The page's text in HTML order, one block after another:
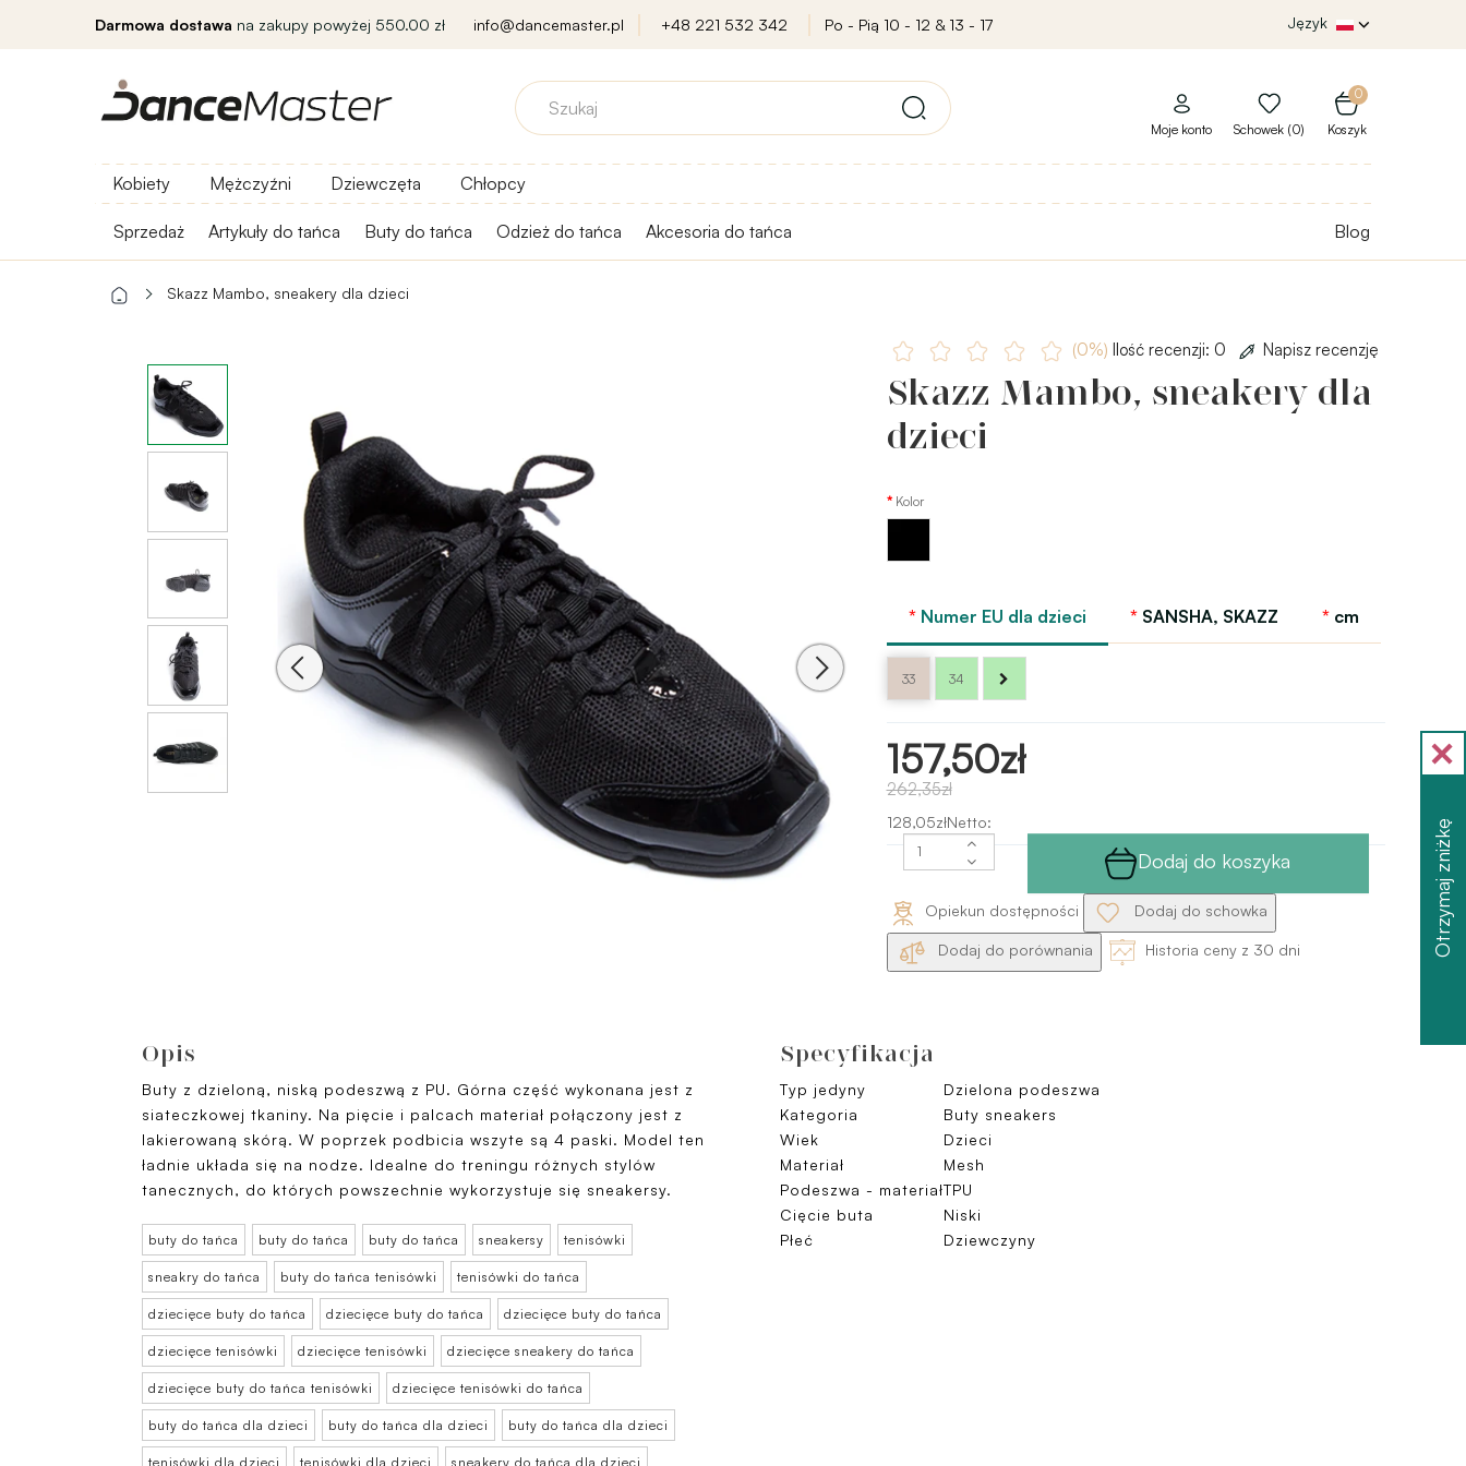
Darmowa dostawa na zakupy powyżej 550.00 zł info@dancemaster.pl +48 221 532 342 Po - Pią 10 - 12 & 13 - 17 Język
0
Koszyk
Moje konto Schowek (0)
Kobiety Mężczyźni Dziewczęta Chłopcy
Sprzedaż Artykuły do ​​tańca Buty do tańca Odzież do tańca Akcesoria do tańca Blog
Skazz Mambo, sneakery dla dzieci
(0%) Ilość recenzji: 0 Napisz recenzję
Skazz Mambo, sneakery dla
dzieci
Kolor
Numer EU dla dzieci SANSHA, SKAZZ cm
33 34
157,50zł
262,35zł
128,05złNetto:
Dodaj do koszyka
Opiekun dostępności Dodaj do schowka
Dodaj do porównania Historia ceny z 30 dni
Opis
Buty z dzieloną, niską podeszwą z PU. Górna część wykonana jest z
siateczkowej tkaniny. Na pięcie i palcach materiał połączony jest z
lakierowaną skórą. W poprzek podbicia wszyte są 4 paski. Model ten
ładnie układa się na nodze. Idealne do treningu różnych stylów
tanecznych, do których powszechnie wykorzystuje się sneakersy.
buty do tańca buty do tańca buty do tańca sneakersy tenisówki
sneakry do tańca buty do tańca tenisówki tenisówki do tańca
dziecięce buty do tańca dziecięce buty do tańca dziecięce buty do tańca
dziecięce tenisówki dziecięce tenisówki dziecięce sneakery do tańca
dziecięce buty do tańca tenisówki dziecięce tenisówki do tańca
buty do tańca dla dzieci buty do tańca dla dzieci buty do tańca dla dzieci
tenisówki dla dzieci tenisówki dla dzieci sneakery do tańca dla dzieci
Specyfikacja
Typ jedyny
Dzielona podeszwa
Kategoria
Buty sneakers
Wiek
Dzieci
Materiał
Mesh
Podeszwa - materiałTPU
Cięcie buta
Niski
Płeć
Dziewczyny
Otrzymaj zniżkę